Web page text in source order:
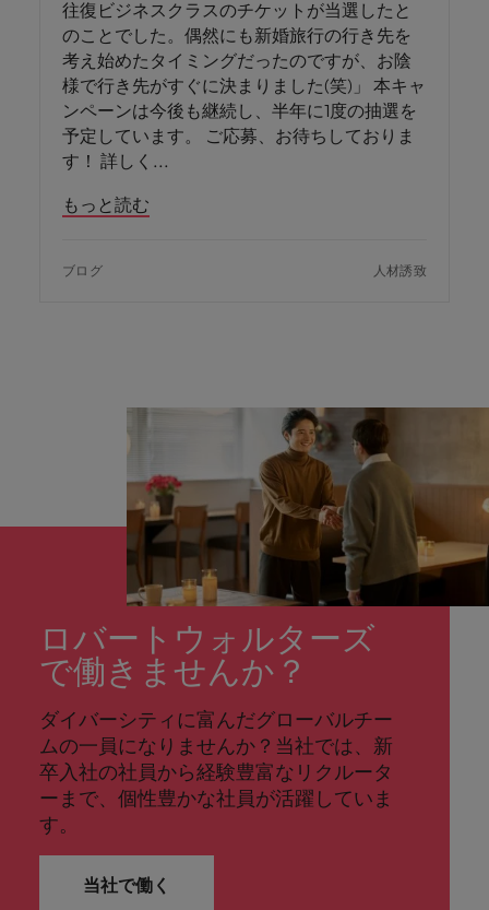
往復ビジネスクラスのチケットが当選したと
のことでした。偶然にも新婚旅行の行き先を
考え始めたタイミングだったのですが、お陰
様で行き先がすぐに決まりました(笑)」 本キャ
ンペーンは今後も継続し、半年に1度の抽選を
予定しています。 ご応募、お待ちしておりま
す！ 詳しく
もっと読む
ブログ 人材誘致
ロバートウォルターズ
で働きませんか？
ダイバーシティに富んだグローバルチー
ムの一員になりませんか？当社では、新
卒入社の社員から経験豊富なリクルータ
ーまで、個性豊かな社員が活躍していま
す。
当社で働く